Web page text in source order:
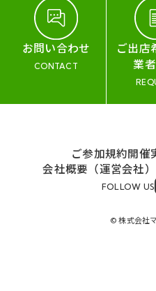
お問い合わせ
CONTACT
ご出店
業
ご参加規約開催
会社概要（運営会社）
FOLLOW US
© 株式会社